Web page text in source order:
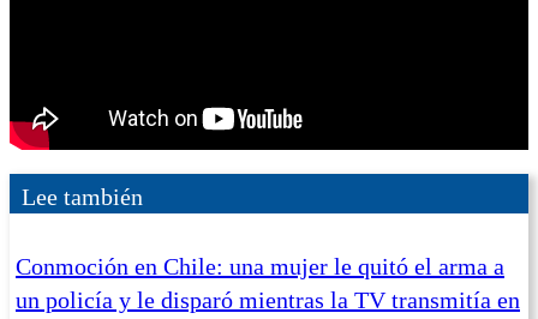
Lee también
Conmoción en Chile: una mujer le quitó el arma a
un policía y le disparó mientras la TV transmitía en